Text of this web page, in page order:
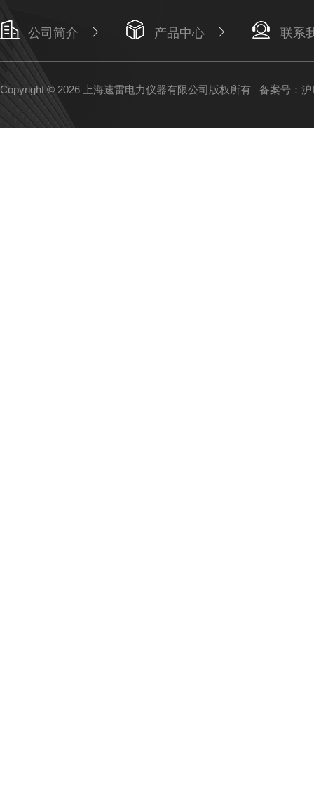
公司简介 产品中心 联系
Copyright © 2026 上海速雷电力仪器有限公司版权所有 备案号：